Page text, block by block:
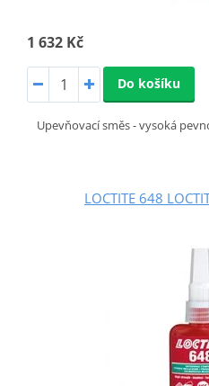
1 632 Kč
Do košíku
Upevňovací směs - vysoká
LOCTITE 648